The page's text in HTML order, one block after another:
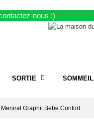
nous :)
SORTIE SOMMEIL
Graphit Bebe Confort